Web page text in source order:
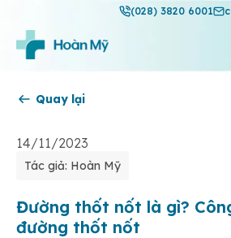
(028) 3820 6001
Thuận Mỹ
Quay lại
14/11/2023
Tác giả: Hoàn Mỹ
Đường thốt nốt là gì?
đường thốt nốt